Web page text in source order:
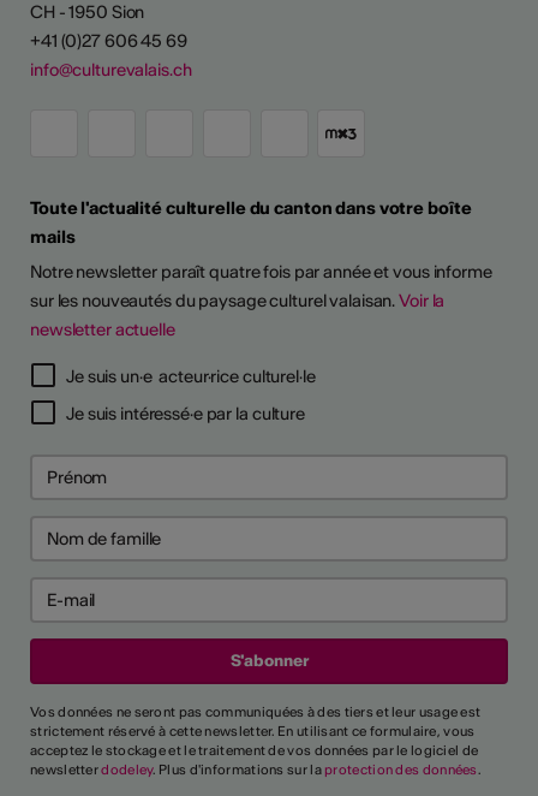
D'ARTISTES
CH - 1950 Sion
+41 (0)27 606 45 69
info@culturevalais.ch
Toute l'actualité culturelle du canton dans votre boîte
mails
Notre newsletter paraît quatre fois par année et vous informe
sur les nouveautés du paysage culturel valaisan.Voir la
newsletter actuelle
Je suis un·e acteur·rice culturel·le
Je suis intéressé·e par la culture
Vos données ne seront pas communiquées à des tiers et leur usage est
strictement réservé à cette newsletter. En utilisant ce formulaire, vous
acceptez le stockage et le traitement de vos données par le logiciel de
newsletterdodeley. Plus d'informations sur la protection des données.